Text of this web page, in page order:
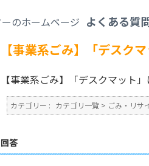
よくある質
【事業系ごみ】「デスク
【事業系ごみ】「デスクマット
カテゴリー : カテゴリ一覧 > ごみ・リサ
回答